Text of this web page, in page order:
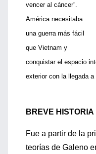
vencer al cáncer”.
América necesitaba
una guerra más fácil
que Vietnam y
conquistar el espacio
exterior con la llegada a
BREVE
Fue a partir de la
teorías de Galeno